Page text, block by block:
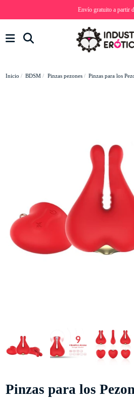
Envío gratuito a partir
Inicio BDSM Pinzas pezones Pinzas para los
Pinzas para los